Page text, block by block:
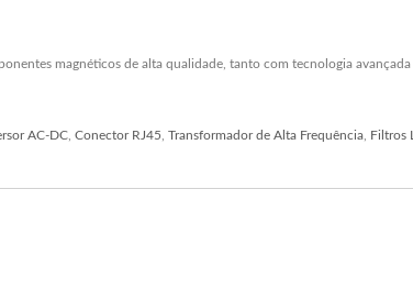
magnéticos de alta qualidade, tanto com tecnologia
AC-DC Conector RJ45 Transformador de Alta Frequência Filtros